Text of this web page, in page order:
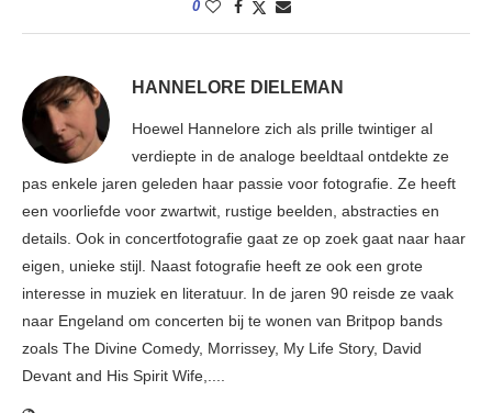
0
HANNELORE DIELEMAN
Hoewel Hannelore zich als prille twintiger al
verdiepte in de analoge beeldtaal ontdekte ze
pas enkele jaren geleden haar passie voor fotografie. Ze heeft
een voorliefde voor zwartwit, rustige beelden, abstracties en
details. Ook in concertfotografie gaat ze op zoek gaat naar haar
eigen, unieke stijl. Naast fotografie heeft ze ook een grote
interesse in muziek en literatuur. In de jaren 90 reisde ze vaak
naar Engeland om concerten bij te wonen van Britpop bands
zoals The Divine Comedy, Morrissey, My Life Story, David
Devant and His Spirit Wife,....